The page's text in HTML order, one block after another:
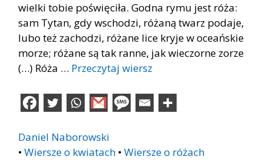
wielki tobie poświęciła. Godna rymu jest róża:
sam Tytan, gdy wschodzi, różaną twarz podaje,
lubo też zachodzi, różane lice kryje w oceańskie
morze; różane są tak ranne, jak wieczorne zorze
(…) Róża … Przeczytaj wiersz
Daniel Naborowski
• Wiersze o kwiatach • Wiersze o różach